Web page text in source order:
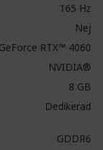
165 Hz
Nej
GeForce RTX™ 4060
NVIDIA®
8 GB
Dedikerad
GDDR6